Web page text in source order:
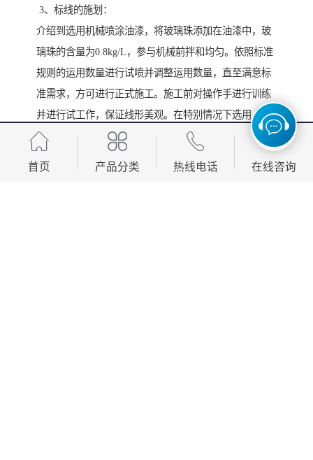
3、标线的施划：
介绍到选用机械喷涂油漆，将玻璃珠添加在油漆中，玻
璃珠的含量为0.8kg/L，参与机械前拌和均匀。依照标准
规则的运用数量进行试喷并调整运用数量，直至满意标
准需求，方可进行正式施工。施工前对操作手进行训练
并进行试工作，保证线形美观。在特别情况下选用人工
划线，人工划线时，要涂刷两层，层变干之后再刷第二
首页 产品分类 热线电话 在线咨询